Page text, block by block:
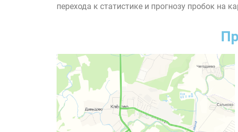
перехода к статистике и прогнозу пробок на